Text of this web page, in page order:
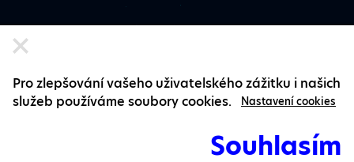
Pro zlepšování vašeho uživatelského zážitku i našich
služeb používáme soubory cookies.
Nastavení cookies
Souhlasím